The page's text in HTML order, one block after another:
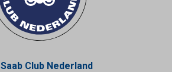
Saab Club Nederland